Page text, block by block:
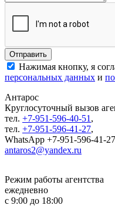
Нажимая кнопку, я
персональных данных и
Антарос
Круглосуточный вызов
тел. +7-951-596-40-51 ,
тел. +7-951-596-41-27,
WhatsApp +7-951-596-41-27
antaros2@yandex.ru
Режим работы агентства
ежедневно
с 9:00 до 18:00